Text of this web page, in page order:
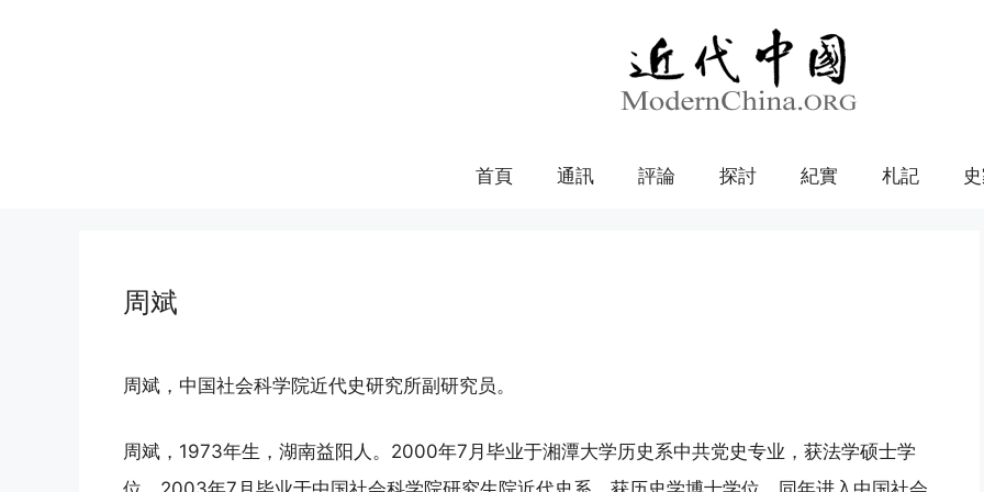
首頁 通訊 評論 探討 紀實 札記
周斌
周斌，中国社会科学院近代史研究所副研究员。
周斌，1973年生，湖南益阳人。2000年7月毕业于湘潭大学历史系中共党史专业，获法学硕士学